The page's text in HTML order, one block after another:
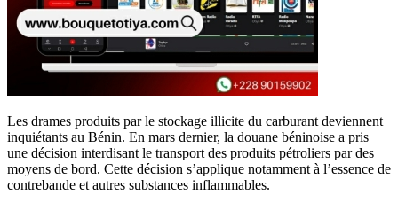
Les drames produits par le stockage illicite du carburant deviennent
inquiétants au Bénin. En mars dernier, la douane béninoise a pris
une décision interdisant le transport des produits pétroliers par des
moyens de bord. Cette décision s’applique notamment à l’essence de
contrebande et autres substances inflammables.